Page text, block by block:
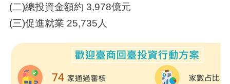
(二)總投資金額約 3,978億元
(三)促進就業 25,735人